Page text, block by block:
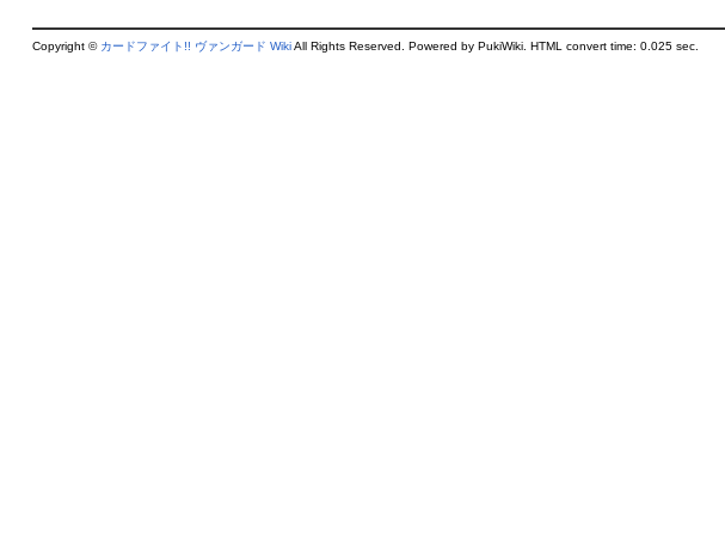
Copyright © カードファイト!! ヴァンガード WikiAll Rights Reserved. Powered by PukiWiki. HTML convert time: 0.025 sec.